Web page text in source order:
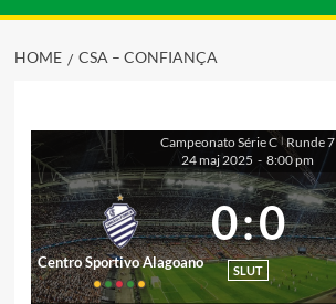
HOME CSA – CONFIANÇA
Campeonato Série C | Runde 7
24 maj 2025 - 8:00 pm
Centro Sportivo Alagoano
0:0
SLUT